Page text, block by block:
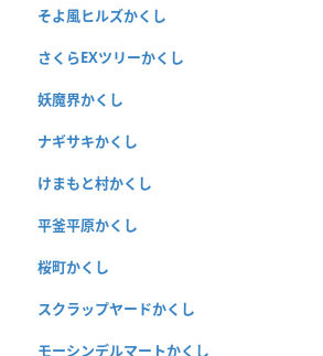
そよ風ヒルズかくし
さくらEXツリーかくし
妖魔界かくし
ナギサキかくし
けまもと村かくし
平釜平原かくし
桜町かくし
スクラップヤードかくし
モーシンデルマートかくし